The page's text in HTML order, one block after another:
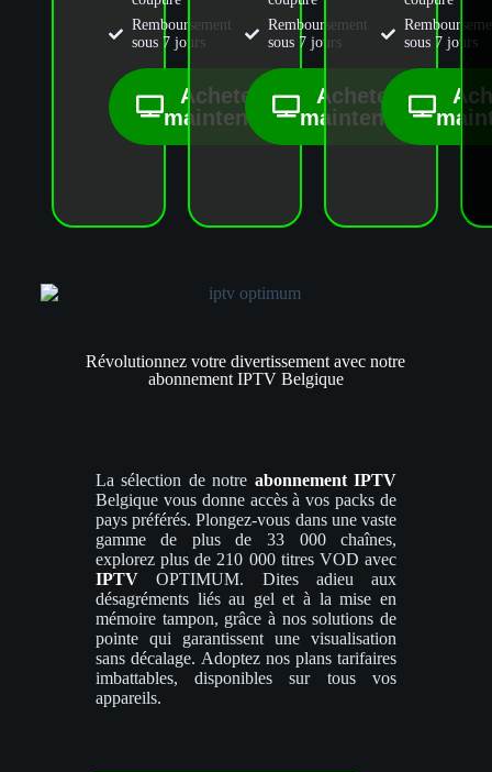
Remboursement
sous 7 jours
Achetez
maintenant
Remboursement
sous 7 jours
Achetez
maintenant
sous 7 jours
Révolutionnez votre divertissement avec notre
abonnement IPTV Belgique
La sélection de notre abonnementIPTV
Belgique vous donne accès à vos packs de
pays préférés. Plongez-vous dans une vaste
gamme de plus de 33 000 chaînes,
explorez plus de 210 000 titres VOD avec
IPTV
OPTIMUM. Dites adieu aux
désagréments liés au gel et à la mise en
mémoire tampon, grâce à nos solutions de
pointe qui garantissent une visualisation
sans décalage. Adoptez nos plans tarifaires
imbattables, disponibles sur tous vos
appareils.